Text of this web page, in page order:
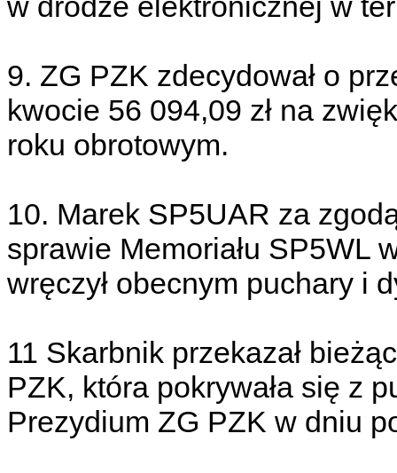
9. ZG PZK zdecydował o
kwocie 56 094,09 zł na
roku obrotowym.
10. Marek SP5UAR za
sprawie Memoriału SP5WL
wręczył obecnym puchary i
11 Skarbnik przekazał
PZK, która pokrywała się z
Prezydium ZG PZK w dniu